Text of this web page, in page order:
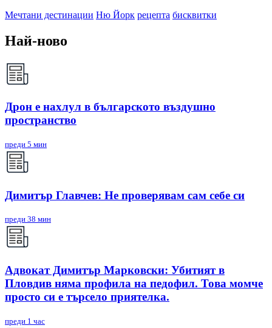
Мечтани дестинации Ню Йорк рецепта бисквитки
Най-ново
Дрон е нахлул в българското въздушно
пространство
преди 5 мин
Димитър Главчев: Не проверявам сам себе си
преди 38 мин
Адвокат Димитър Марковски: Убитият в
Пловдив няма профила на педофил. Това момче
просто си е търсело приятелка.
преди 1 час